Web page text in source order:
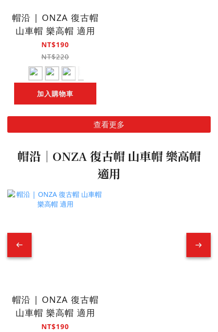
帽沿 | ONZA 復古帽
山車帽 樂高帽 適用
NT$190
NT$220
加入購物車
查看更多
帽沿｜ONZA 復古帽 山車帽 樂高帽
適用
帽沿 | ONZA 復古帽
山車帽 樂高帽 適用
NT$190